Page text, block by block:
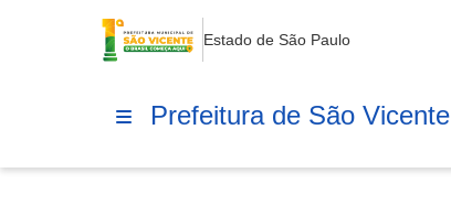
Estado de São Paulo
Prefeitura de São Vicente